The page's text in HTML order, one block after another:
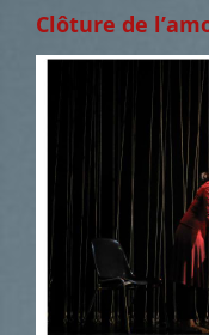
Clôture de
Voir